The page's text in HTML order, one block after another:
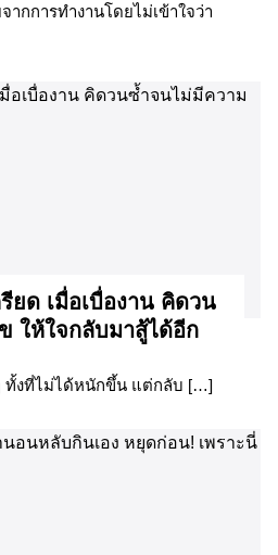
กการทำงานโดยไม่เข้าใจว่า
ยด เมื่อเบื่องาน คิดวน
ให้ใจกลับมาสู้ได้อีก
ทั้งที่ไม่ได้หนักขึ้น แต่กลับ […]